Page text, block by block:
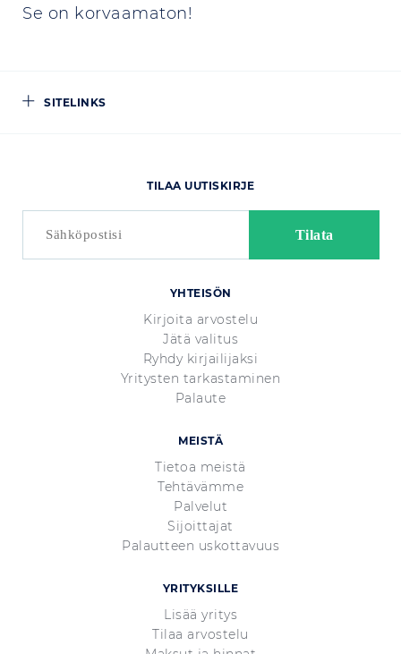
Se on korvaamaton!
SITELINKS
YHTEISÖN
Kirjoita arvostelu
Jätä valitus
Ryhdy kirjailijaksi
Yritysten tarkastaminen
Palaute
MEISTÄ
Tietoa meistä
Tehtävämme
Palvelut
Sijoittajat
Palautteen uskottavuus
YRITYKSILLE
Lisää yritys
Tilaa arvostelu
TILAA UUTISKIRJE